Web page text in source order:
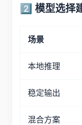
2️⃣ 模型选择
场景
本地推理
稳定输出
混合方案